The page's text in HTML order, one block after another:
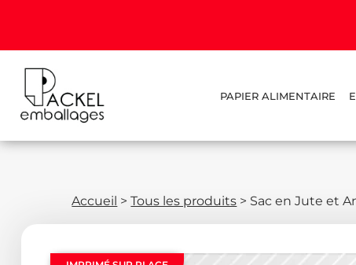
PAPIER ALIMENTAIRE
Accueil >Tous les produits > Sac en Jute et